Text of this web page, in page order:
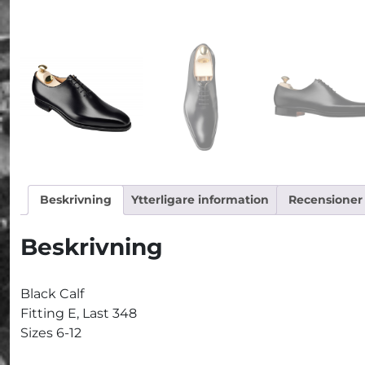
Beskrivning Ytterligare information
Beskrivning
Black Calf
Fitting E, Last 348
Sizes 6-12